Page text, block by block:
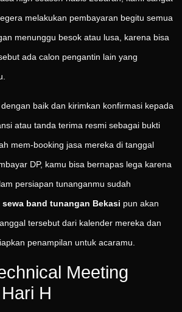
melakukan pembayaran begitu semua
menunggu besok atau lusa, karena bisa
ada calon pengantin lain yang
baik dan kirimkan konfirmasi kepada
atau tanda terima resmi sebagai bukti
mem-booking jasa mereka di tanggal
DP, kamu bisa bernapas lega karena
persiapan tunanganmu sudah
sewa band tunangan Bekasi pun akan
tersebut dari kalender mereka dan
penampilan untuk acaramu.
Meeting
H